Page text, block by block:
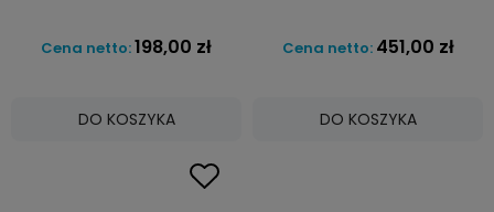
Cena netto:198,00 zł
DO KOSZYKA
Cena netto: 451,00 zł
DO KOSZYKA